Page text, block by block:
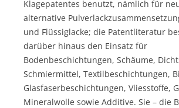
Klagepatentes benutzt, nämlich für
alternative
und Flüssiglacke; die Patentliteratur
darüber hinaus den Einsatz für
Bodenbeschichtungen, Schäume,
Schmiermittel, Textilbeschichtungen,
Glasfaserbeschichtungen, Vliesstoffe,
Mineralwolle sowie Additive. Sie – die